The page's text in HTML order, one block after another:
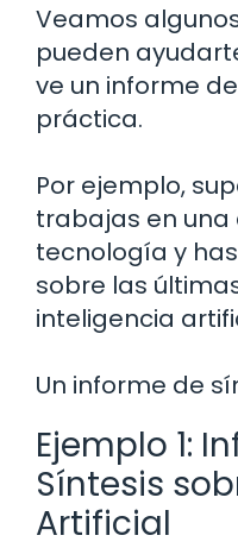
Veamos
pueden
ve un informe
práctica.
Por ejemplo,
trabajas en
tecnología y
sobre las
inteligencia
Un informe de
Ejemplo 1:
Síntesis
Artificial